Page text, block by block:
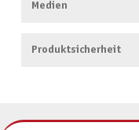
Medien
Produktsicherheit